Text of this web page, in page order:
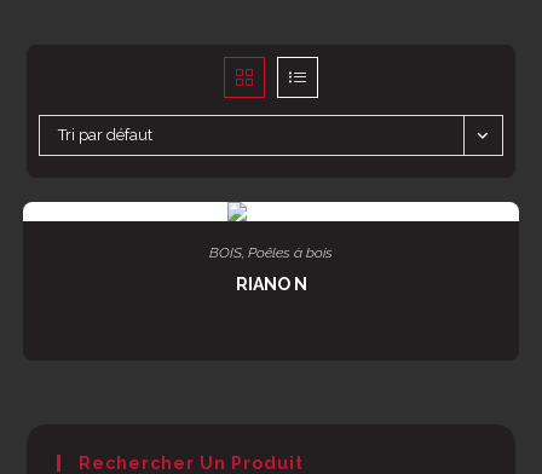
Tri par défaut
LIRE LA SUITE
BOIS, Poêles à bois
RIANO N
Rechercher Un Produit